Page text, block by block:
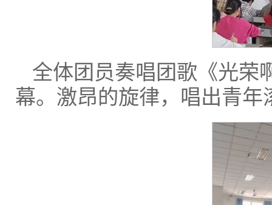
全体团员奏唱团歌《光荣
幕。激昂的旋律，唱出青